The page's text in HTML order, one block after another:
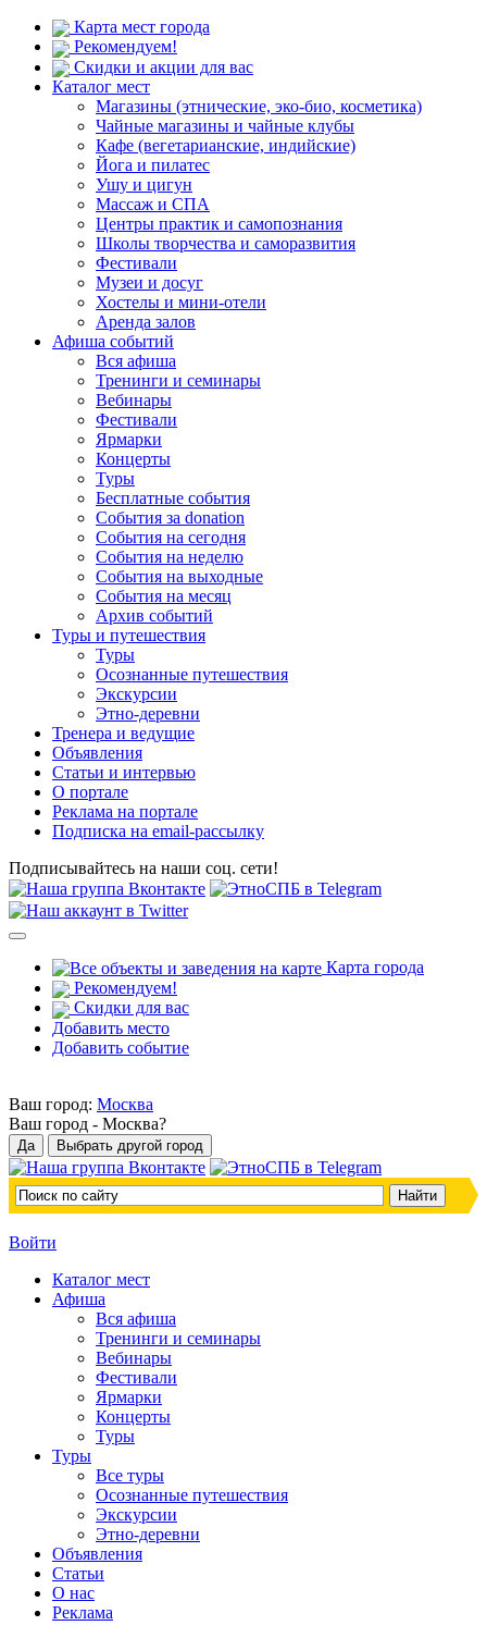
Карта мест города
Рекомендуем!
Скидки и акции для вас
Каталог мест
Магазины (этнические, эко-био, косметика)
Чайные магазины и чайные клубы
Кафе (вегетарианские, индийские)
Йога и пилатес
Ушу и цигун
Массаж и СПА
Центры практик и самопознания
Школы творчества и саморазвития
Фестивали
Музеи и досуг
Хостелы и мини-отели
Аренда залов
Афиша событий
Вся афиша
Тренинги и семинары
Вебинары
Фестивали
Ярмарки
Концерты
Туры
Бесплатные события
События за donation
События на сегодня
События на неделю
События на выходные
События на месяц
Архив событий
Туры и путешествия
Туры
Осознанные путешествия
Экскурсии
Этно-деревни
Тренера и ведущие
Объявления
Статьи и интервью
О портале
Реклама на портале
Подписка на email-рассылку
Подписывайтесь на наши соц. сети!
Карта города
Рекомендуем!
Скидки для вас
Добавить место
Добавить событие
Ваш город: Москва
Ваш город - Москва?
Войти
Каталог мест
Афиша
Вся афиша
Тренинги и семинары
Вебинары
Фестивали
Ярмарки
Концерты
Туры
Туры
Все туры
Осознанные путешествия
Экскурсии
Этно-деревни
Объявления
Статьи
О нас
Реклама